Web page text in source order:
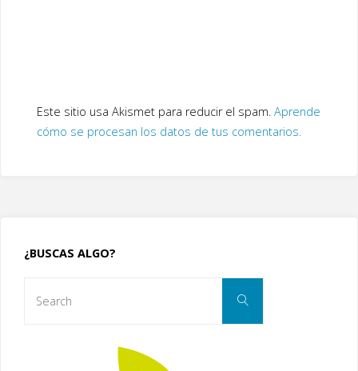
Este sitio usa Akismet para reducir el spam. Aprende
cómo se procesan los datos de tus comentarios.
¿BUSCAS ALGO?
Search